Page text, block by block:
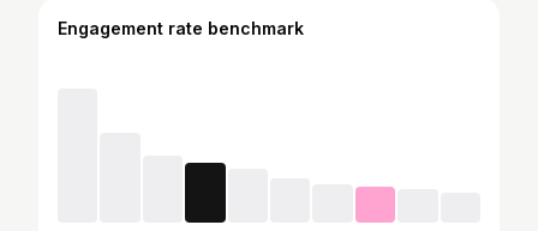
Engagement rate benchmark